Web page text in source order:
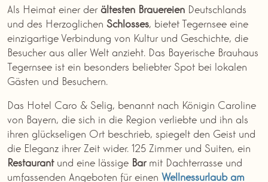
Als Heimat einer derältesten Brauereien Deutschlands
und des Herzoglichen Schlosses, bietet Tegernsee eine
einzigartige Verbindung von Kultur und Geschichte, die
Besucher aus aller Welt anzieht. Das Bayerische Brauhaus
Tegernsee ist ein besonders beliebter Spot bei lokalen
Gästen und Besuchern.
Das Hotel Caro & Selig, benannt nach Königin Caroline
von Bayern, die sich in die Region verliebte und ihn als
ihren glückseligen Ort beschrieb, spiegelt den Geist und
die Eleganz ihrer Zeit wider. 125 Zimmer und Suiten, ein
Restaurantund eine lässige Barmit Dachterrasse und
umfassenden Angeboten für einen Wellnessurlaub am